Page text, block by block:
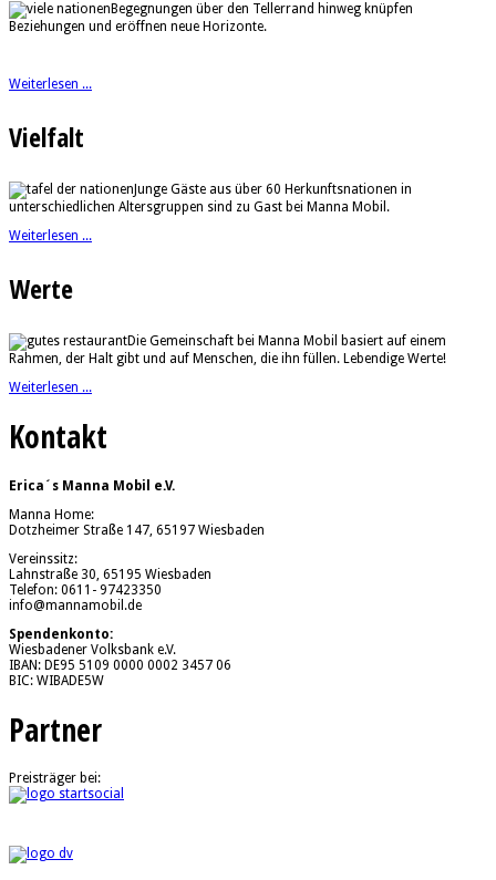
Begegnungen über den Tellerrand hinweg knüpfen
Beziehungen und eröffnen neue Horizonte.
Weiterlesen ...
Vielfalt
Junge Gäste aus über 60 Herkunftsnationen in
unterschiedlichen Altersgruppen sind zu Gast bei Manna Mobil.
Weiterlesen ...
Werte
Die Gemeinschaft bei Manna Mobil basiert auf einem
Rahmen, der Halt gibt und auf Menschen, die ihn füllen. Lebendige Werte!
Weiterlesen ...
Kontakt
Erica´s Manna Mobil e.V.
Manna Home:
Dotzheimer Straße 147, 65197 Wiesbaden
Vereinssitz:
Lahnstraße 30, 65195 Wiesbaden
Telefon: 0611- 97423350
info@mannamobil.de
Spendenkonto:
Wiesbadener Volksbank e.V.
IBAN: DE95 5109 0000 0002 3457 06
BIC: WIBADE5W
Partner
Preisträger bei: